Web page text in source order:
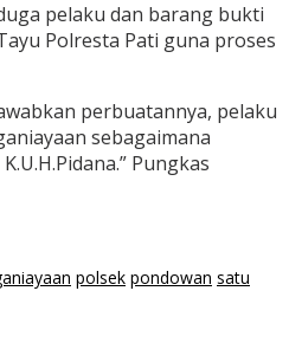
pelaku dan barang bukti
Polresta Pati guna proses
perbuatannya, pelaku
sebagaimana
Pungkas
polsek pondowan satu